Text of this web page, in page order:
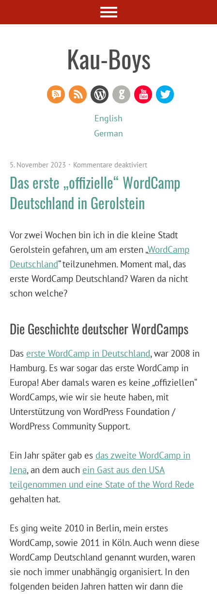
Kau-Boys
YouTube
GitHub
WordPress
RSS Feed
RSS Comments
English
German
5. November 2023 Kommentare deaktiviert
Das erste „offizielle“ WordCamp
Deutschland in Gerolstein
Vor zwei Wochen bin ich in die kleine Stadt
Gerolstein gefahren, um am ersten „WordCamp
Deutschland“ teilzunehmen. Moment mal, das
erste WordCamp Deutschland? Waren da nicht
schon welche?
Die Geschichte deutscher WordCamps
Das erste WordCamp in Deutschland, war 2008 in
Hamburg. Es war sogar das erste WordCamp in
Europa! Aber damals waren es keine „offiziellen“
WordCamps, wie wir sie heute haben, mit
Unterstützung von WordPress Foundation /
WordPress Community Support.
Ein Jahr später gab es das zweite WordCamp in
Jena, an dem auch ein Gast aus den USA
teilgenommen und eine State of the Word Rede
gehalten hat.
Es ging weite 2010 in Berlin, mein erstes
WordCamp, sowie 2011 in Köln. Auch wenn diese
WordCamp Deutschland genannt wurden, waren
sie noch immer unabhängig organisiert. In den
folgenden beiden Jahren hatten wir dann die